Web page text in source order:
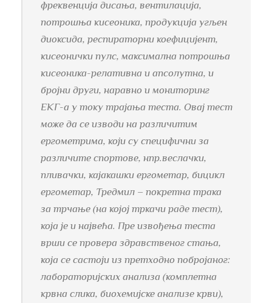
фреквенција дисања, вентилација,
потрошња кисеоника, продукција угљен
диоксида, респираторни коефицијент,
кисеонички пулс, максимална потрошња
кисеоника-релативна и апсолутна, и
бројни други, наравно и мониторинг
ЕКГ-а у току трајања теста. Овај тест
може да се изводи на различитим
ергометрима, који су специфични за
различите спортове, нпр.веслачки,
пливачки, кајакашки ергометар, бицикл
ергометар, Тредмил – покретна трака
за трчање (на којој тркачи раде тест),
која је и највећа. Пре извођења теста
врши се провера здравственог стања,
која се састоји из претходно побројаног:
лабораторијских анализа (комплетна
крвна слика, биохемијске анализе крви),